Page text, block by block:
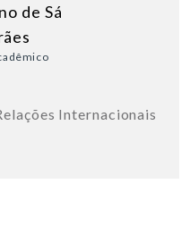
de Sá
Internacionais